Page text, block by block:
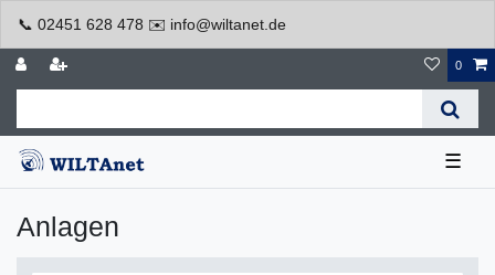
📞 02451 628 478 ✉️ info@wiltanet.de
0
☰
Anlagen